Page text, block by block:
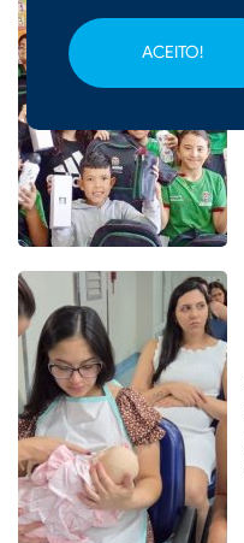
ACEITO!